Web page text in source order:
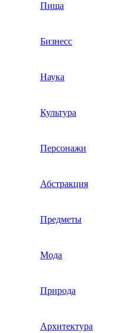
Пища
Бизнесс
Наука
Культура
Персонажи
Абстракция
Предметы
Мода
Природа
Архитектура